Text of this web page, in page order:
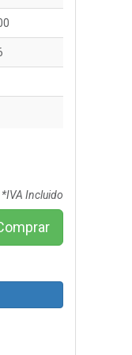
*IVA Incluido